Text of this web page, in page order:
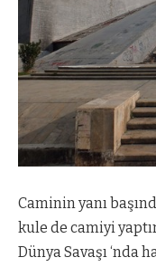
Caminin yanı
kule de camiyi
Dünya Savaşı ‘nda